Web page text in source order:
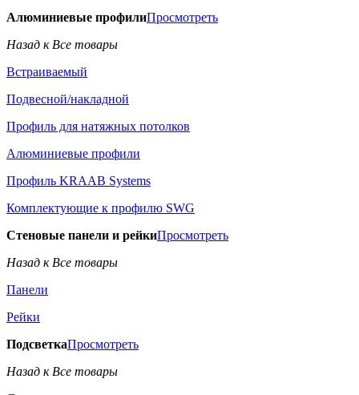
Алюминиевые профилиПросмотреть
Назад к Все товары
Встраиваемый
Подвесной/накладной
Профиль для натяжных потолков
Алюминиевые профили
Профиль KRAAB Systems
Комплектующие к профилю SWG
Стеновые панели и рейкиПросмотреть
Назад к Все товары
Панели
Рейки
ПодсветкаПросмотреть
Назад к Все товары